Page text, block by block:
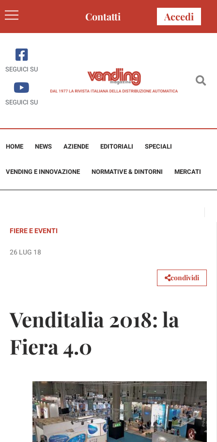
Contatti Accedi
SEGUICI SU
SEGUICI SU
HOME NEWS AZIENDE EDITORIALI SPECIALI
VENDING E INNOVAZIONE NORMATIVE & DINTORNI MERCATI
FIERE E EVENTI
26 LUG 18
condividi
Venditalia 2018: la
Fiera 4.0